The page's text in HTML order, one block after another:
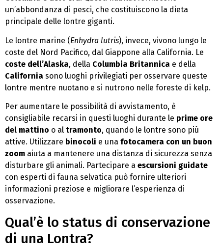
un’abbondanza di pesci, che costituiscono la dieta
principale delle lontre giganti.
Le lontre marine (Enhydra lutris), invece, vivono lungo le
coste del Nord Pacifico, dal Giappone alla California. Le
coste dell’Alaska, della Columbia Britannica e della
California sono luoghi privilegiati per osservare queste
lontre mentre nuotano e si nutrono nelle foreste di kelp.
Per aumentare le possibilità di avvistamento, è
consigliabile recarsi in questi luoghi durante le prime ore
del mattino o al tramonto, quando le lontre sono più
attive. Utilizzare binocoli e una fotocamera con un buon
zoom aiuta a mantenere una distanza di sicurezza senza
disturbare gli animali. Partecipare a escursioni guidate
con esperti di fauna selvatica può fornire ulteriori
informazioni preziose e migliorare l’esperienza di
osservazione.
Qual’è lo status di conservazione
di una Lontra?